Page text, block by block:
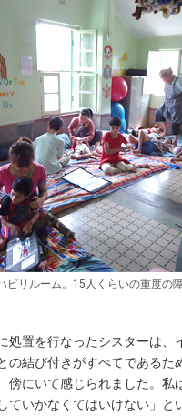
ビリルーム。15人くらいの重度の
置を行なったシスターは、
結び付きがすべてであるた
にいて感じられました。私
いかなくてはいけない」と